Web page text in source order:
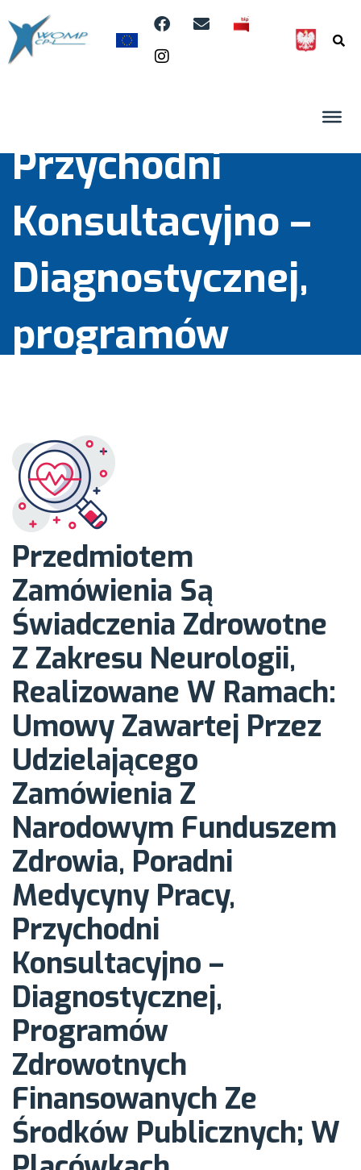
Zdrowia, Poradni
Medycyny Pracy,
Przychodni
Konsultacyjno –
Diagnostycznej,
programów
finansowanych
ze środków
publicznych; w
placówkach
funkcjonujących
w ramach
działalności
Wojewódzkiego
Ośrodka
Medycyny Pracy
Centrum
Profilaktyczno-
Leczniczego w
Przedmiotem
Zamówienia Są
Świadczenia Zdrowotne
Z Zakresu Neurologii,
Realizowane W Ramach:
Umowy Zawartej Przez
Udzielającego
Zamówienia Z
Narodowym Funduszem
Zdrowia, Poradni
Medycyny Pracy,
Przychodni
Konsultacyjno –
Diagnostycznej,
Programów
Zdrowotnych
Finansowanych Ze
Środków Publicznych; W